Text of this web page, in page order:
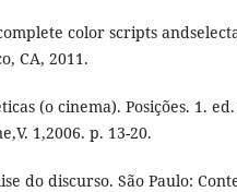
color scripts
CA, 2011.
(o cinema). Posições. 1.
1,2006. p. 13-20.
do discurso. São Paulo: